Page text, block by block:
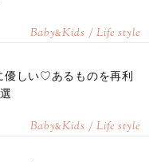
Baby&Kids / Life style
優しい♡あるものを再利
Baby&Kids / Life style